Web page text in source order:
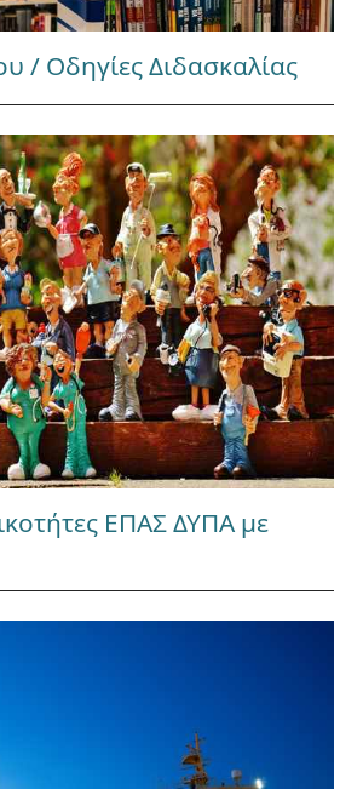
/ Οδηγίες Διδασκαλίας
ΕΠΑΣ ΔΥΠΑ με